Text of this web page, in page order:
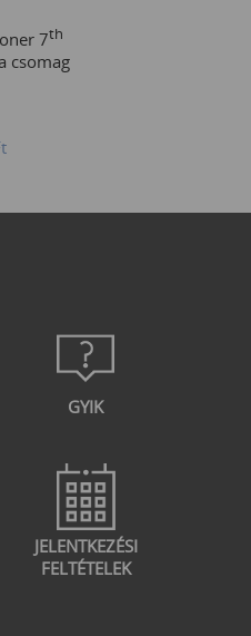
7th
csomag
GYIK
JELENTKEZÉSI
FELTÉTELEK